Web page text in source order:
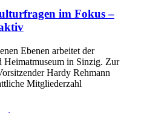
im Fokus –
Ebenen arbeitet der
Heimatmuseum in Sinzig. Zur
Hardy Rehmann
Mitgliederzahl